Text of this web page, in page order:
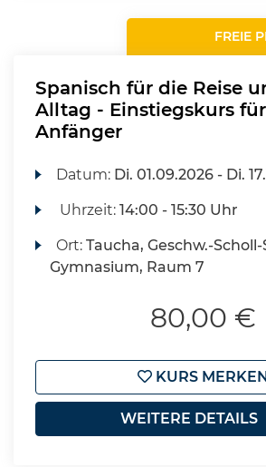
FREIE
Spanisch für die Reise
Alltag - Einstiegskurs
Anfänger
Datum: Di. 01.09.2026 - Di.
Uhrzeit:14:00 - 15:30 Uhr
Ort:Taucha, Geschw.-Scholl-
Gymnasium, Raum 7
80,00 €
KURS
WEITERE DETAILS